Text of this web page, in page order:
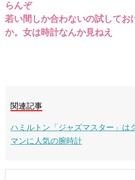
らんぞ
若い間しか合わないの試してお
か。女は時計なんか見ねえ
関連記事
ハミルトン「ジャズマスター」は
マンに人気の腕時計